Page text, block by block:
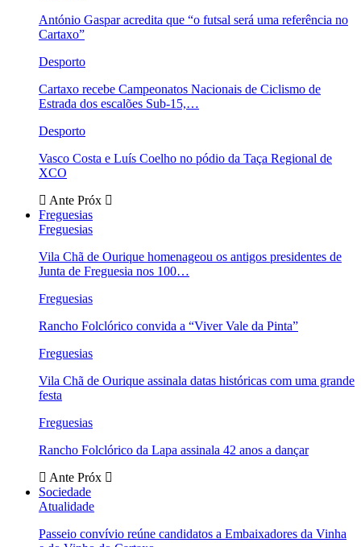
António Gaspar acredita que “o futsal será uma referência no
Cartaxo”
Desporto
Cartaxo recebe Campeonatos Nacionais de Ciclismo de
Estrada dos escalões Sub-15,…
Desporto
Vasco Costa e Luís Coelho no pódio da Taça Regional de
XCO
Ante Próx
Freguesias
Freguesias
Vila Chã de Ourique homenageou os antigos presidentes de
Junta de Freguesia nos 100…
Freguesias
Rancho Folclórico convida a “Viver Vale da Pinta”
Freguesias
Vila Chã de Ourique assinala datas históricas com uma grande
festa
Freguesias
Rancho Folclórico da Lapa assinala 42 anos a dançar
Ante Próx
Sociedade
Atualidade
Passeio convívio reúne candidatos a Embaixadores da Vinha